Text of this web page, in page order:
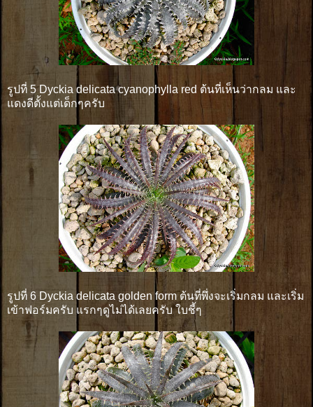
รูปที่ 5 Dyckia delicata cyanophylla red ต้นที่เห็นว่ากลม และ
แดงดีตั้งแต่เด็กๆครับ
รูปที่ 6 Dyckia delicata golden form ต้นที่พึ่งจะเริ่มกลม และเริ่ม
เข้าฟอร์มครับ แรกๆดูไม่ได้เลยครับ ใบชี้ๆ